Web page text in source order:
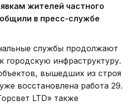
жителей частного
в пресс-службе
службы продолжают
городскую инфраструктуру.
вышедших из строя
восстановлена работа 29.
LTD» также